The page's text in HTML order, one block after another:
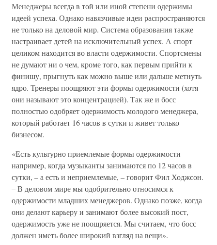
Менеджеры всегда в той или иной степени одержимы
идеей успеха. Однако навязчивые идеи распространяются
не только на деловой мир. Система образования также
настраивает детей на исключительный успех. А спорт
целиком находится во власти одержимости. Спортсмены
не думают ни о чем, кроме того, как первым прийти к
финишу, прыгнуть как можно выше или дальше метнуть
ядро. Тренеры поощряют эти формы одержимости (хотя
они называют это концентрацией). Так же и босс
полностью одобряет одержимость молодого менеджера,
который работает 16 часов в сутки и живет только
бизнесом.
«Есть культурно приемлемые формы одержимости –
например, когда музыканты занимаются по 12 часов в
сутки, – а есть и неприемлемые, – говорит Фил Ходжсон.
– В деловом мире мы одобрительно относимся к
одержимости младших менеджеров. Однако позже, когда
они делают карьеру и занимают более высокий пост,
одержимость уже не поощряется. Мы считаем, что босс
должен иметь более широкий взгляд на вещи».